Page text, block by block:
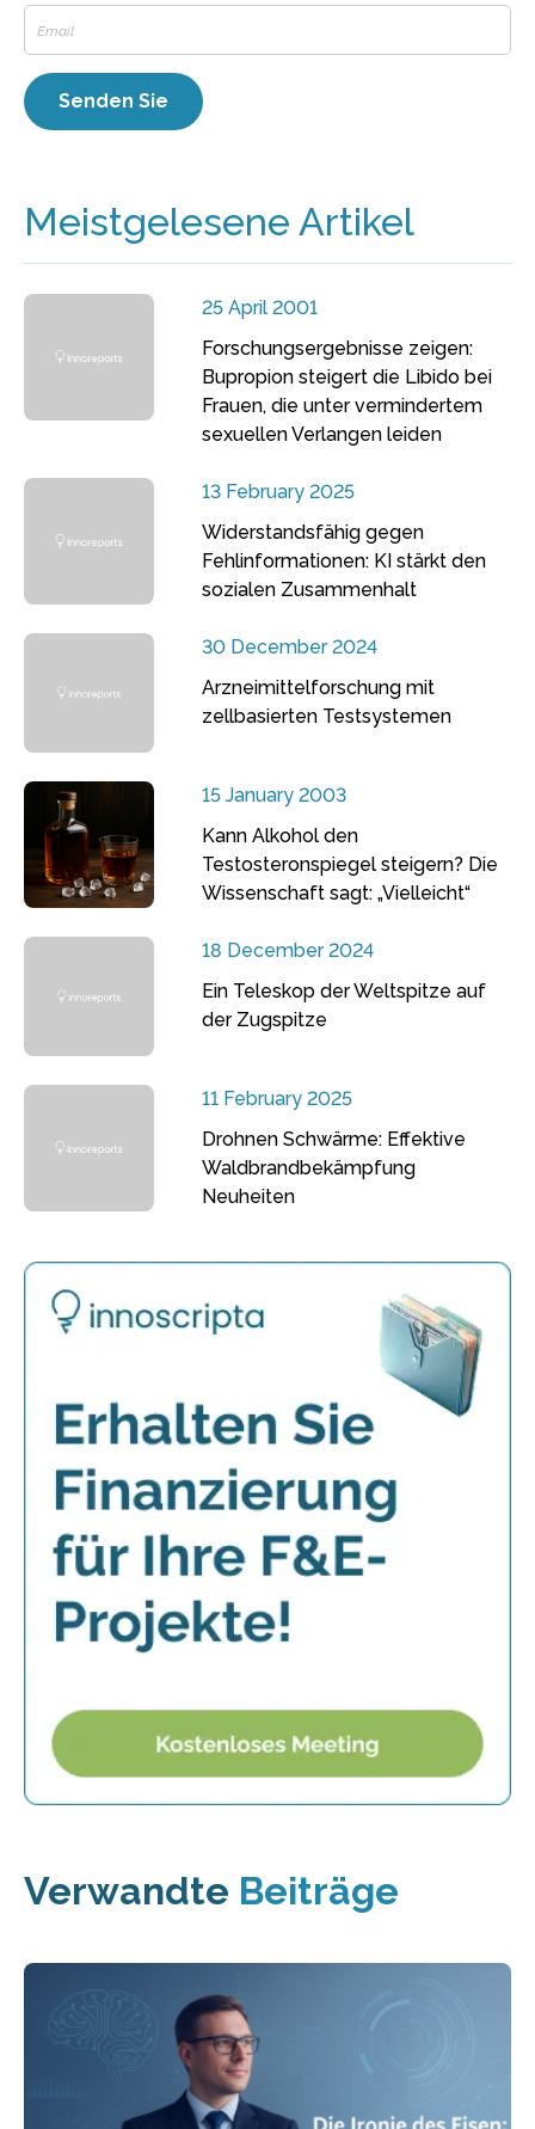
Meistgelesene Artikel
25 April 2001
Forschungsergebnisse zeigen:
Bupropion steigert die Libido bei
Frauen, die unter vermindertem
sexuellen Verlangen leiden
13 February 2025
Widerstandsfähig gegen
Fehlinformationen: KI stärkt den
sozialen Zusammenhalt
30 December 2024
Arzneimittelforschung mit
zellbasierten Testsystemen
15 January 2003
Kann Alkohol den
Testosteronspiegel steigern? Die
Wissenschaft sagt: „Vielleicht“
18 December 2024
Ein Teleskop der Weltspitze auf
der Zugspitze
11 February 2025
Drohnen Schwärme: Effektive
Waldbrandbekämpfung
Neuheiten
Verwandte Beiträge